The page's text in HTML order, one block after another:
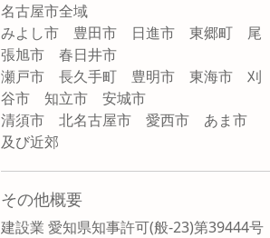
名古屋市全域
みよし市 豊田市 日進市 東郷町 尾
張旭市 春日井市
瀬戸市 長久手町 豊明市 東海市 刈
谷市 知立市 安城市
清須市 北名古屋市 愛西市 あま市
及び近郊
その他概要
建設業 愛知県知事許可(般-23)第39444号